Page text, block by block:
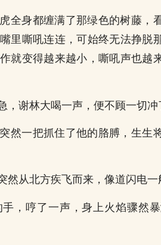
全身都缠满了那绿色的树藤，
里嘶吼连连，可始终无法挣脱
就变得越来越小，嘶吼声也越
，谢林大喝一声，便不顾一切冲
然一把抓住了他的胳膊，生生
然从北方疾飞而来，像道闪电一
，哼了一声，身上火焰骤然